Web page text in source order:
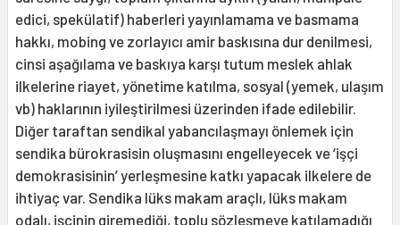
edici, spekülatif) haberleri yayınlamama ve basmama
hakkı, mobing ve zorlayıcı amir baskısına dur denilmesi,
cinsi aşağılama ve baskıya karşı tutum meslek ahlak
ilkelerine riayet, yönetime katılma, sosyal (yemek, ulaşım
vb) haklarının iyileştirilmesi üzerinden ifade edilebilir.
Diğer taraftan sendikal yabancılaşmayı önlemek için
sendika bürokrasisin oluşmasını engelleyecek ve ‘işçi
demokrasisinin’ yerleşmesine katkı yapacak ilkelere de
ihtiyaç var. Sendika lüks makam araçlı, lüks makam
odalı, işçinin giremediği, toplu sözleşmeye katılamadığı